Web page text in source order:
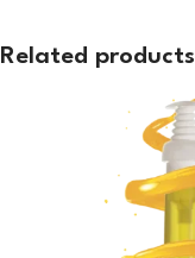
Related products